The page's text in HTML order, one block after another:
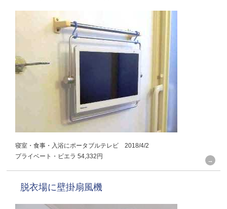
寝室・食事・入浴にポータブルテレビ 2018/4/2
プライベート・ビエラ 54,332円
脱衣場に壁掛扇風機